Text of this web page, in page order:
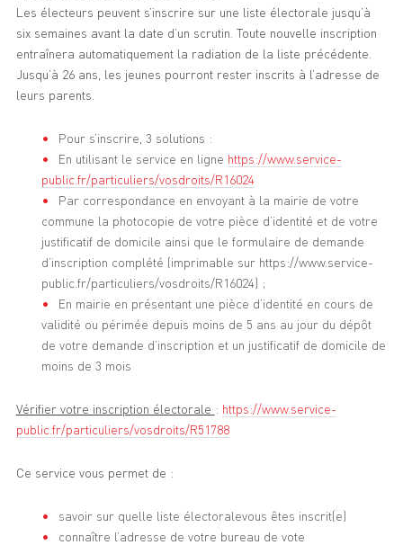
Les électeurs peuvent s’inscrire sur une liste électorale jusqu’à
six semaines avant la date d’un scrutin. Toute nouvelle inscription
entraînera automatiquement la radiation de la liste précédente.
Jusqu’à 26 ans, les jeunes pourront rester inscrits à l’adresse de
leurs parents.
Pour s’inscrire, 3 solutions :
En utilisant le service en ligne https://www.service-
public.fr/particuliers/vosdroits/R16024
Par correspondance en envoyant à la mairie de votre
commune la photocopie de votre pièce d’identité et de votre
justificatif de domicile ainsi que le formulaire de demande
d’inscription complété (imprimable sur https://www.service-
public.fr/particuliers/vosdroits/R16024) ;
En mairie en présentant une pièce d’identité en cours de
validité ou périmée depuis moins de 5 ans au jour du dépôt
de votre demande d’inscription et un justificatif de domicile de
moins de 3 mois
Vérifier votre inscription électorale : https://www.service-
public.fr/particuliers/vosdroits/R51788
Ce service vous permet de :
savoir sur quelle liste électoralevous êtes inscrit(e)
connaître l’adresse de votre bureau de vote